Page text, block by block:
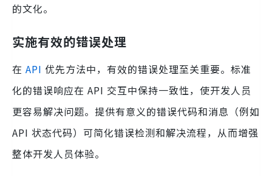
的文化。
实施有效的错误处理
在 API 优先方法中，有效的错误处理至关重要。标准
化的错误响应在 API 交互中保持一致性，使开发人员
更容易解决问题。提供有意义的错误代码和消息（例如
API 状态代码）可简化错误检测和解决流程，从而增强
整体开发人员体验。